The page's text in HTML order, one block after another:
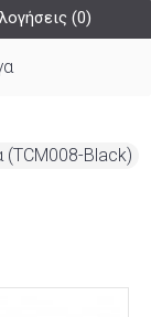
(0)
(TCM008-Black)